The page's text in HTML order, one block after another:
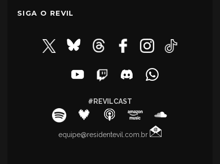
SIGA O REVIL
#REVILCAST
equipe@residentevil.com.br